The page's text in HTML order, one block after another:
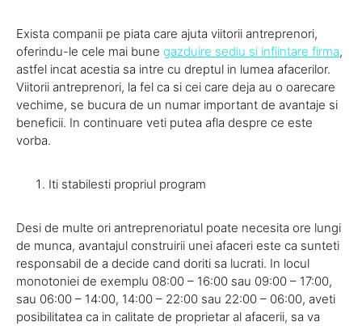
Exista companii pe piata care ajuta viitorii antreprenori,
oferindu-le cele mai bune gazduire sediu si infiintare firma,
astfel incat acestia sa intre cu dreptul in lumea afacerilor.
Viitorii antreprenori, la fel ca si cei care deja au o oarecare
vechime, se bucura de un numar important de avantaje si
beneficii. In continuare veti putea afla despre ce este
vorba.
Iti stabilesti propriul program
Desi de multe ori antreprenoriatul poate necesita ore lungi
de munca, avantajul construirii unei afaceri este ca sunteti
responsabil de a decide cand doriti sa lucrati. In locul
monotoniei de exemplu 08:00 – 16:00 sau 09:00 – 17:00,
sau 06:00 – 14:00, 14:00 – 22:00 sau 22:00 – 06:00, aveti
posibilitatea ca in calitate de proprietar al afacerii, sa va